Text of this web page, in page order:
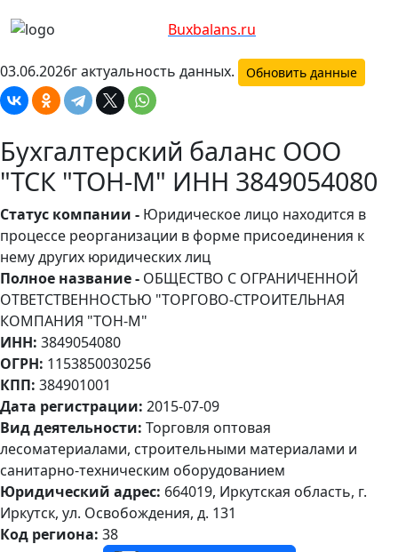
Buxbalans.ru
03.06.2026г актуальность данных. Обновить данные
Бухгалтерский баланс ООО
"ТСК "ТОН-М" ИНН 3849054080
Статус компании - Юридическое лицо находится в
процессе реорганизации в форме присоединения к
нему других юридических лиц
Полное название - ОБЩЕСТВО С ОГРАНИЧЕННОЙ
ОТВЕТСТВЕННОСТЬЮ "ТОРГОВО-СТРОИТЕЛЬНАЯ
КОМПАНИЯ "ТОН-М"
ИНН: 3849054080
ОГРН: 1153850030256
КПП: 384901001
Дата регистрации: 2015-07-09
Вид деятельности: Торговля оптовая
лесоматериалами, строительными материалами и
санитарно-техническим оборудованием
Юридический адрес: 664019, Иркутская область, г.
Иркутск, ул. Освобождения, д. 131
Код региона: 38